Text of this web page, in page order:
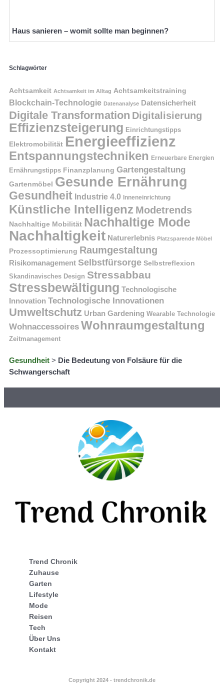
Haus sanieren – womit sollte man beginnen?
Schlagwörter
Achtsamkeit Achtsamkeit im Alltag Achtsamkeitstraining
Blockchain-Technologie Datenanalyse Datensicherheit
Digitale Transformation Digitalisierung
Effizienzsteigerung Einrichtungstipps
Elektromobilität Energieeffizienz
Entspannungstechniken Erneuerbare Energien
Ernährungstipps Finanzplanung Gartengestaltung
Gartenmöbel Gesunde Ernährung
Gesundheit Industrie 4.0 Inneneinrichtung
Künstliche Intelligenz Modetrends
Nachhaltige Mobilität Nachhaltige Mode
Nachhaltigkeit Naturerlebnis Platzsparende Möbel
Prozessoptimierung Raumgestaltung
Risikomanagement Selbstfürsorge Selbstreflexion
Skandinavisches Design Stressabbau
Stressbewältigung Technologische
Innovation Technologische Innovationen
Umweltschutz Urban Gardening Wearable Technologie
Wohnaccessoires Wohnraumgestaltung
Zeitmanagement
Gesundheit > Die Bedeutung von Folsäure für die
Schwangerschaft
Trend Chronik
Zuhause
Garten
Lifestyle
Mode
Reisen
Tech
Über Uns
Kontakt
Copyright 2024 - trendchronik.de